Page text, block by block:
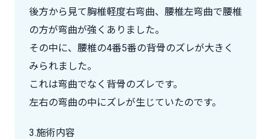
後方から見て胸椎軽度右弯曲、腰椎左弯曲で腰椎
の方が弯曲が強くありました。
その中に、腰椎の4番5番の背骨のズレが大きく
みられました。
これは弯曲でなく背骨のズレです。
左右の弯曲の中にズレが生じていたのです。
3.施術内容